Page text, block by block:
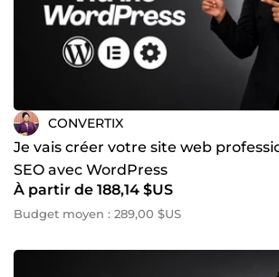
CONVERTIX
Je vais créer votre site web
SEO avec WordPress
À partir de 188,14 $US
Budget moyen : 289,00 $US